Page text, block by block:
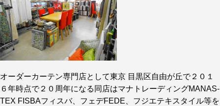
オーダーカーテン専門店として東京 目黒区自由が丘で２０１
６年時点で２０周年になる同店はマナトレーディングMANAS-
TEX FISBAフィスバ、フェデFEDE、フジエテキスタイル等を